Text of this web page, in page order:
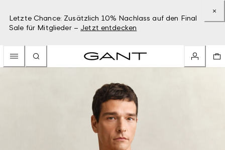
Letzte Chance: Zusätzlich 10% Nachlass auf den Final
Sale für Mitglieder – Jetzt entdecken